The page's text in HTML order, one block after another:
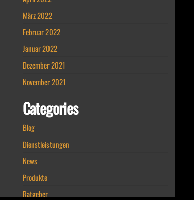
März 2022
Februar 2022
Januar 2022
Dezember 2021
November 2021
Categories
Blog
Dienstleistungen
News
Produkte
Ratgeber